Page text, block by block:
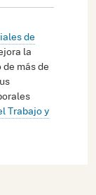
de
la
más de
Trabajo y